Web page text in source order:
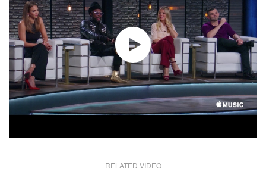
RELATED VIDEO